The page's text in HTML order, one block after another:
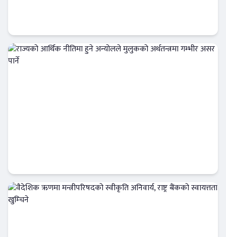
Banner News
Banner News